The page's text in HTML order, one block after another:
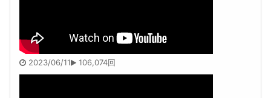
2023/06/11 106,074回